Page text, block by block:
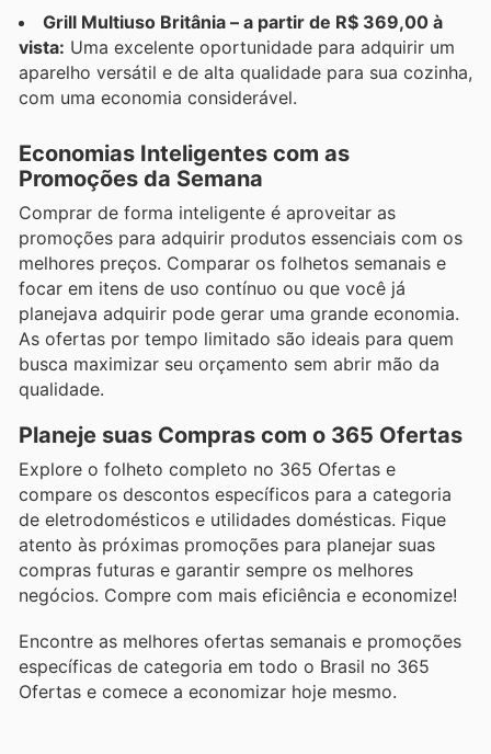
Grill Multiuso Britânia – a partir de R$ 369,00 à
vista: Uma excelente oportunidade para adquirir um
aparelho versátil e de alta qualidade para sua cozinha,
com uma economia considerável.
Economias Inteligentes com as
Promoções da Semana
Comprar de forma inteligente é aproveitar as
promoções para adquirir produtos essenciais com os
melhores preços. Comparar os folhetos semanais e
focar em itens de uso contínuo ou que você já
planejava adquirir pode gerar uma grande economia.
As ofertas por tempo limitado são ideais para quem
busca maximizar seu orçamento sem abrir mão da
qualidade.
Planeje suas Compras com o 365 Ofertas
Explore o folheto completo no 365 Ofertas e
compare os descontos específicos para a categoria
de eletrodomésticos e utilidades domésticas. Fique
atento às próximas promoções para planejar suas
compras futuras e garantir sempre os melhores
negócios. Compre com mais eficiência e economize!
Encontre as melhores ofertas semanais e promoções
específicas de categoria em todo o Brasil no 365
Ofertas e comece a economizar hoje mesmo.